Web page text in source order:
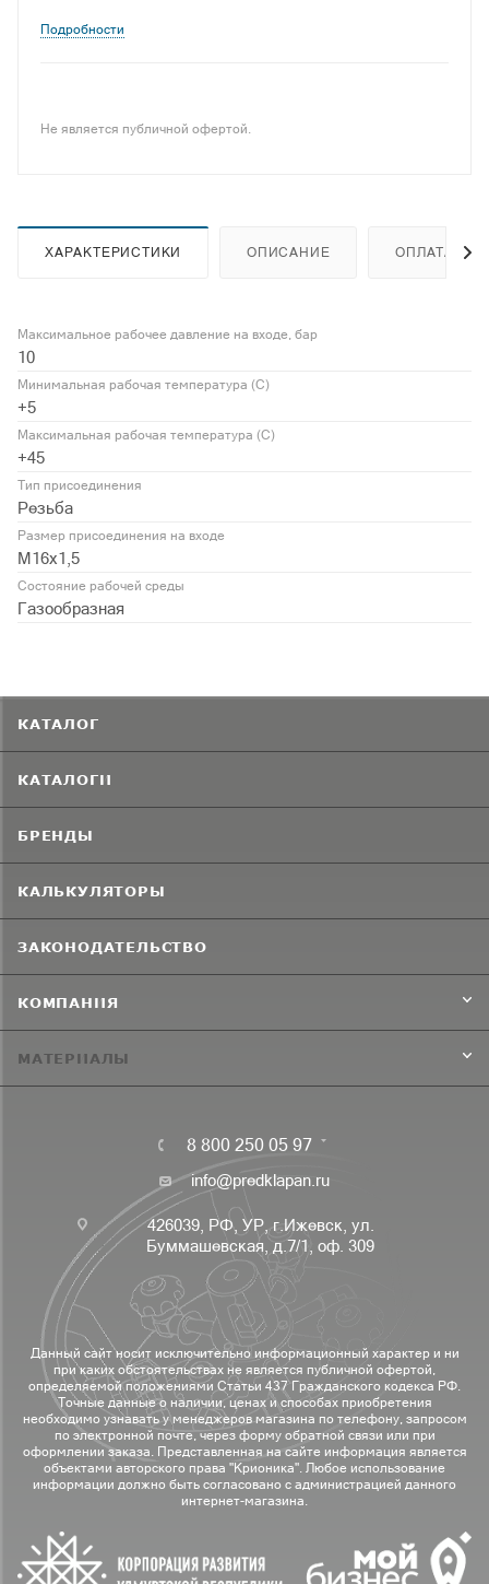
Подробности
Не является публичной офертой.
ХАРАКТЕРИСТИКИ ОПИСАНИЕ ОПЛАТА
Максимальное рабочее давление на входе, бар
10
Минимальная рабочая температура (С)
+5
Максимальная рабочая температура (С)
+45
Тип присоединения
Резьба
Размер присоединения на входе
М16х1,5
Состояние рабочей среды
Газообразная
КАТАЛОГ
КАТАЛОГИ
БРЕНДЫ
КАЛЬКУЛЯТОРЫ
ЗАКОНОДАТЕЛЬСТВО
КОМПАНИЯ
МАТЕРИАЛЫ
8 800 250 05 97
info@predklapan.ru
426039, РФ, УР, г.Ижевск, ул.
Буммашевская, д.7/1, оф. 309
Данный сайт носит исключительно информационный характер и ни
при каких обстоятельствах не является публичной офертой,
определяемой положениями Статьи 437 Гражданского кодекса РФ.
Точные данные о наличии, ценах и способах приобретения
необходимо узнавать у менеджеров магазина по телефону, запросом
по электронной почте, через форму обратной связи или при
оформлении заказа. Представленная на сайте информация является
объектами авторского права "Крионика". Любое использование
информации должно быть согласовано с администрацией данного
интернет-магазина.